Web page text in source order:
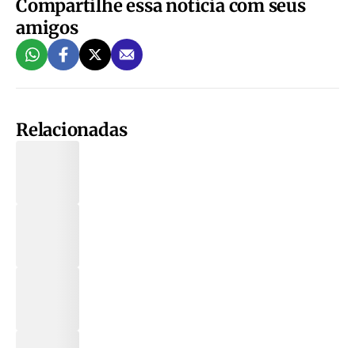
Compartilhe essa notícia com seus
amigos
Relacionadas